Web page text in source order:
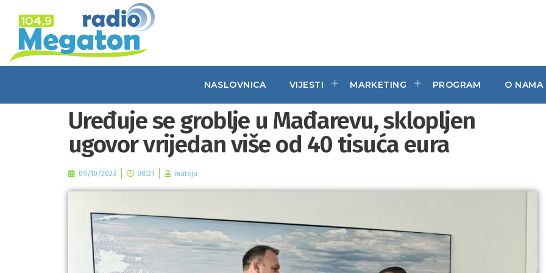
NASLOVNICA VIJESTI MARKETING PROGRAM O NAMA
Uređuje se groblje u Mađarevu, sklopljen
ugovor vrijedan više od 40 tisuća eura
09/10/2023 08:21 mateja